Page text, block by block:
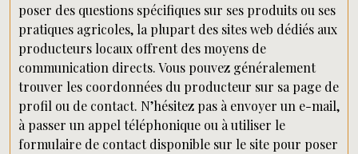
poser des questions spécifiques sur ses produits ou ses
pratiques agricoles, la plupart des sites web dédiés aux
producteurs locaux offrent des moyens de
communication directs. Vous pouvez généralement
trouver les coordonnées du producteur sur sa page de
profil ou de contact. N’hésitez pas à envoyer un e-mail,
à passer un appel téléphonique ou à utiliser le
formulaire de contact disponible sur le site pour poser